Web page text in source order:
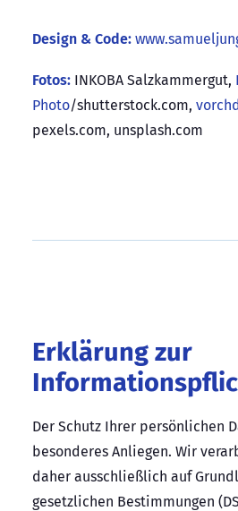
Design & Code:
Fotos: INKOBA Salzkammergut,
Photo/shutterstock.com,
pexels.com, unsplash.com
Erklärung zur
Der Schutz Ihrer persönlichen
besonderes Anliegen. Wir
daher ausschließlich auf
gesetzlichen Bestimmungen